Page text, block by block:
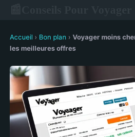
Accueil › Bon plan › Voyager moins
les meilleures offres